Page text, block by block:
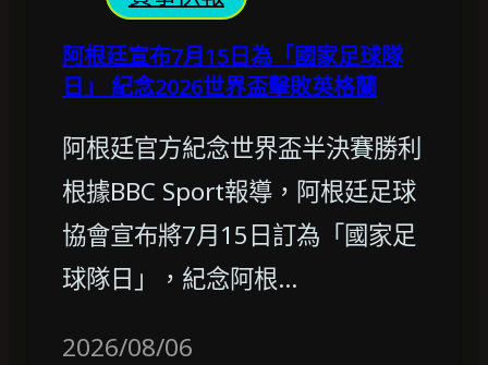
阿根廷宣布7月15日為「國家足球隊
日」 紀念2026世界盃擊敗英格蘭
阿根廷官方紀念世界盃半決賽勝利
根據BBC Sport報導，阿根廷足球
協會宣布將7月15日訂為「國家足
球隊日」，紀念阿根…
2026/08/06